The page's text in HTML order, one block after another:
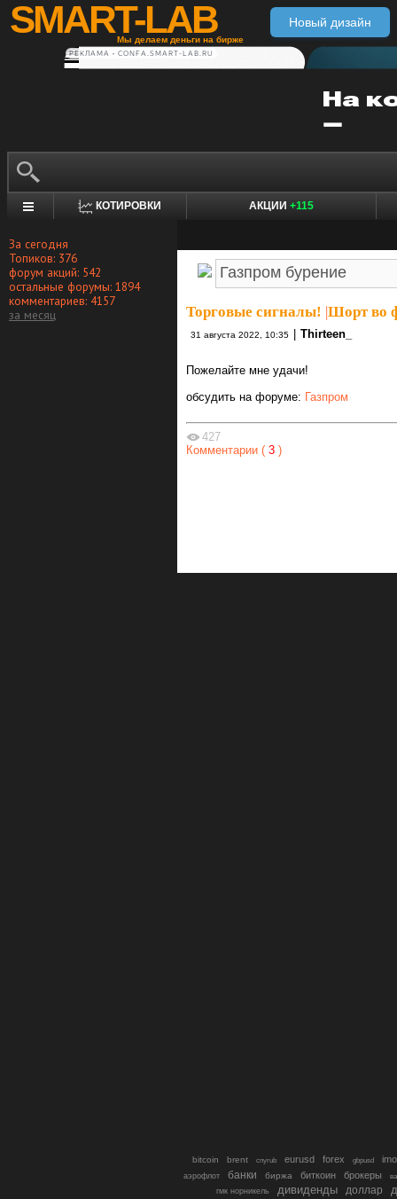
SMART-LAB
Мы делаем деньги на бирже
Новый дизайн
РЕКЛАМА • CONFA.SMART-LAB.RU
КОТИРОВКИ АКЦИИ +115
За сегодня
Топиков: 376
форум акций: 542
остальные форумы: 1894
комментариев: 4157
за месяц
Торговые сигналы! Шорт во
31 августа 2022, 10:35 Thirteen_
Пожелайте мне удачи!
обсудить на форуме: Газпром
427
Комментарии ( 3 )
bitcoin brent cnyrub eurusd forex gbpusd
аэрофлот банки биржа биткоин брокеры
гмк норникель
дивиденды доллар